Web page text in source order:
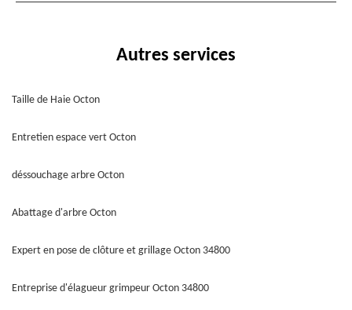
Autres services
Taille de Haie Octon
Entretien espace vert Octon
déssouchage arbre Octon
Abattage d'arbre Octon
Expert en pose de clôture et grillage Octon 34800
Entreprise d'élagueur grimpeur Octon 34800